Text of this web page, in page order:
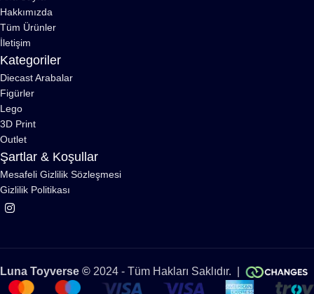
Hakkımızda
Tüm Ürünler
İletişim
Kategoriler
Diecast Arabalar
Figürler
Lego
3D Print
Outlet
Şartlar & Koşullar
Mesafeli Gizlilik Sözleşmesi
Gizlilik Politikası
Luna Toyverse © 2024 - Tüm Hakları Saklıdır. |